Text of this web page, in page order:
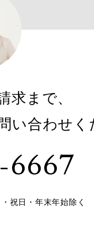
求まで、
い合わせく
祝日・年末年始除く